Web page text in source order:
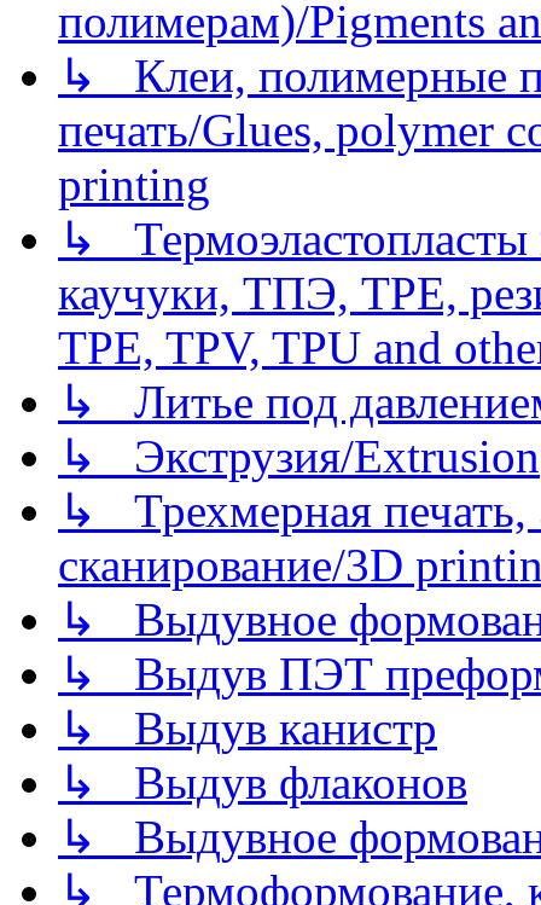
полимерам)/Pigments
↳ Клеи, полимерные
печать/Glues, polymer
printing
↳
каучуки, ТПЭ, TPE,
TPE, TPV, TPU and
↳ Литье под
↳ Экструзия/Extrusion
↳ Трехмерная
сканирование/3D
↳ Выдувное
↳ Выдув ПЭТ
↳ Выдув канистр
↳ Выдув флаконов
↳ Выдувное
↳ Термоформование,